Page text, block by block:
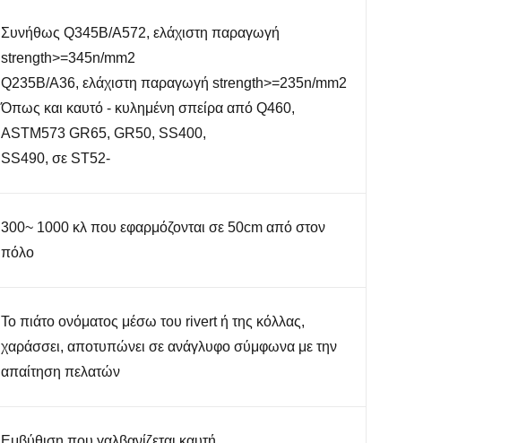
Συνήθως Q345B/A572, ελάχιστη παραγωγή
strength>=345n/mm2
Q235B/A36, ελάχιστη παραγωγή strength>=235n/mm2
Όπως και καυτό - κυλημένη σπείρα από Q460,
ASTM573 GR65, GR50, SS400,
SS490, σε ST52-
300~ 1000 κλ που εφαρμόζονται σε 50cm από στον
πόλο
Το πιάτο ονόματος μέσω του rivert ή της κόλλας,
χαράσσει, αποτυπώνει σε ανάγλυφο σύμφωνα με την
απαίτηση πελατών